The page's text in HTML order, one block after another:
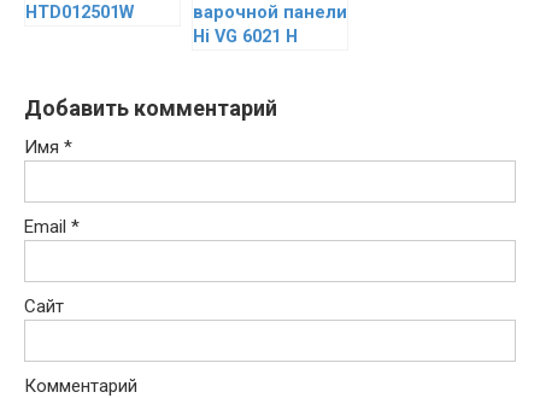
HTD012501W
варочной панели
Hi VG 6021 H
Добавить комментарий
Имя *
Email *
Сайт
Комментарий